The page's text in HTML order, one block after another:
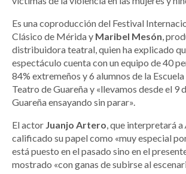
Es una coproducción del Festival
Clásico de Mérida y Maribel Mesón ,
distribuidora teatral, quien ha explicado
espectáculo cuenta con un equipo de 40
84% extremeños y 6 alumnos de la
Teatro de Guareña y «llevamos desde el 9
Guareña ensayando sin parar».
El actor Juanjo Artero , que interpretará a
calificado su papel como «muy especial
está puesto en el pasado sino en el
mostrado «con ganas de subirse al